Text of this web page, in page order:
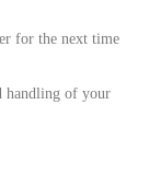
for the next time
handling of your